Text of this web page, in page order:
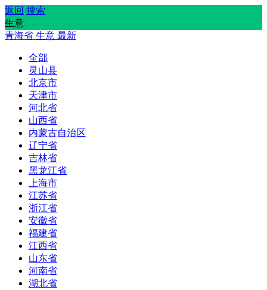
返回 搜索
生意
青海省 生意 最新
全部
灵山县
北京市
天津市
河北省
山西省
内蒙古自治区
辽宁省
吉林省
黑龙江省
上海市
江苏省
浙江省
安徽省
福建省
江西省
山东省
河南省
湖北省